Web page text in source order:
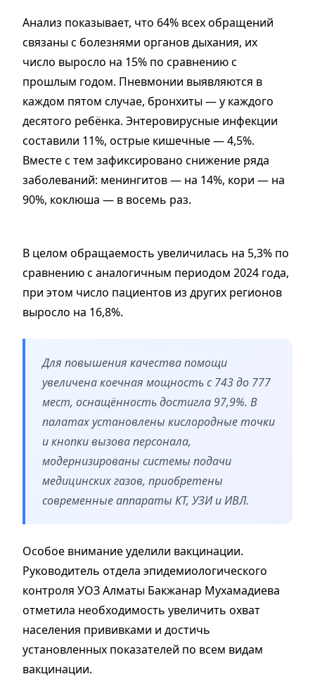
Анализ показывает, что 64% всех обращений
связаны с болезнями органов дыхания, их
число выросло на 15% по сравнению с
прошлым годом. Пневмонии выявляются в
каждом пятом случае, бронхиты — у каждого
десятого ребёнка. Энтеровирусные инфекции
составили 11%, острые кишечные — 4,5%.
Вместе с тем зафиксировано снижение ряда
заболеваний: менингитов — на 14%, кори — на
90%, коклюша — в восемь раз.
В целом обращаемость увеличилась на 5,3% по
сравнению с аналогичным периодом 2024 года,
при этом число пациентов из других регионов
выросло на 16,8%.
Для повышения качества помощи
увеличена коечная мощность с 743 до 777
мест, оснащённость достигла 97,9%. В
палатах установлены кислородные точки
и кнопки вызова персонала,
модернизированы системы подачи
медицинских газов, приобретены
современные аппараты КТ, УЗИ и ИВЛ.
Особое внимание уделили вакцинации.
Руководитель отдела эпидемиологического
контроля УОЗ Алматы Бакжанар Мухамадиева
отметила необходимость увеличить охват
населения прививками и достичь
установленных показателей по всем видам
вакцинации.